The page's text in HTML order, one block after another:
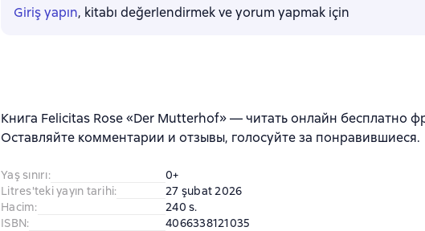
Giriş yapın, kitabı değerlendirmek ve yorum yapmak için
Книга Felicitas Rose «Der Mutterhof» — читать онлайн бесплатно
Оставляйте комментарии и отзывы, голосуйте за понравившиеся.
Yaş sınırı:
0+
Litres'teki yayın tarihi:
27 şubat 2026
Hacim:
240 s.
ISBN:
4066338121035